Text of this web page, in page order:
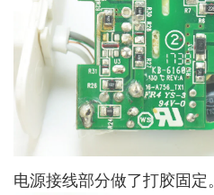
电源接线部分做了打胶固定。